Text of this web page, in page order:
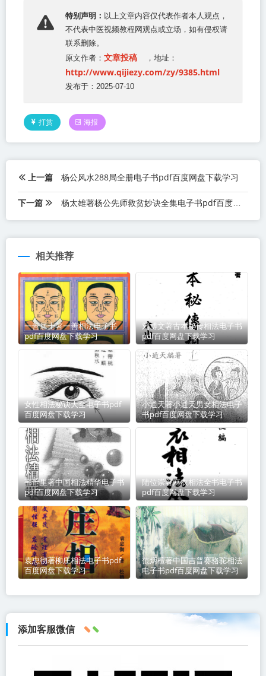
特别声明： 以上文章内容仅代表作者本人观点，
不代表中医视频教程网观点或立场，如有侵权请
联系删除。
原文作者： 文章投稿 ，地址：
http://www.qijiezy.com/zy/9385.html
发布于：2025-07-10
打赏 海报
上一篇 杨公风水288局全册电子书pdf百度网盘下载学习
下一篇 杨太雄著杨公先师救贫妙诀全集电子书pdf百度网盘下载学习
相关推荐
一善居士著一善相法电子书
pdf百度网盘下载学习
刘博文著古本秘传相法电子书
pdf百度网盘下载学习
女性相法秘诀大全电子书pdf
百度网盘下载学习
小通天著小通天男女相法电子
书pdf百度网盘下载学习
韦千里著中国相法精华电子书
pdf百度网盘下载学习
陆位崇著麻衣相法全书电子书
pdf百度网盘下载学习
袁忠彻著柳庄相法电子书pdf
百度网盘下载学习
范炳檀著中国吉普赛骆驼相法
电子书pdf百度网盘下载学习
添加客服微信